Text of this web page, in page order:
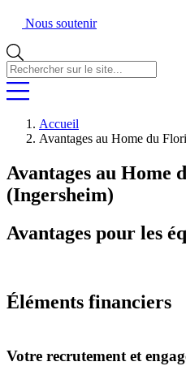
Nous soutenir
Rechercher
sur
le
Accueil
Avantages au Home du
Avantages au Home
(Ingersheim)
Avantages pour les
Éléments financiers
Votre recrutement et